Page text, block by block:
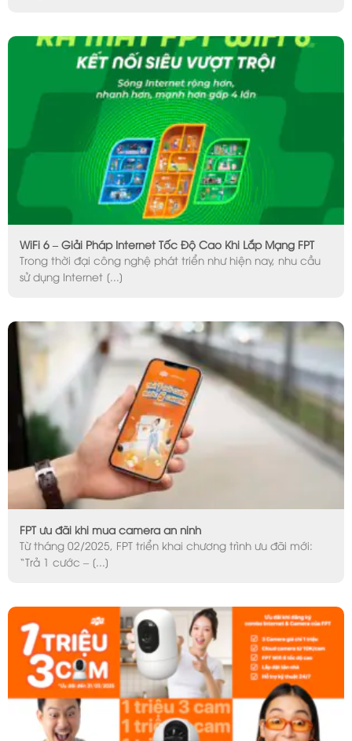
WiFi 6 – Giải Pháp Internet Tốc Độ Cao Khi Lắp Mạng FPT
Trong thời đại công nghệ phát triển như hiện nay, nhu cầu
sử dụng Internet [...]
FPT ưu đãi khi mua camera an ninh
Từ tháng 02/2025, FPT triển khai chương trình ưu đãi mới:
“Trả 1 cước – [...]